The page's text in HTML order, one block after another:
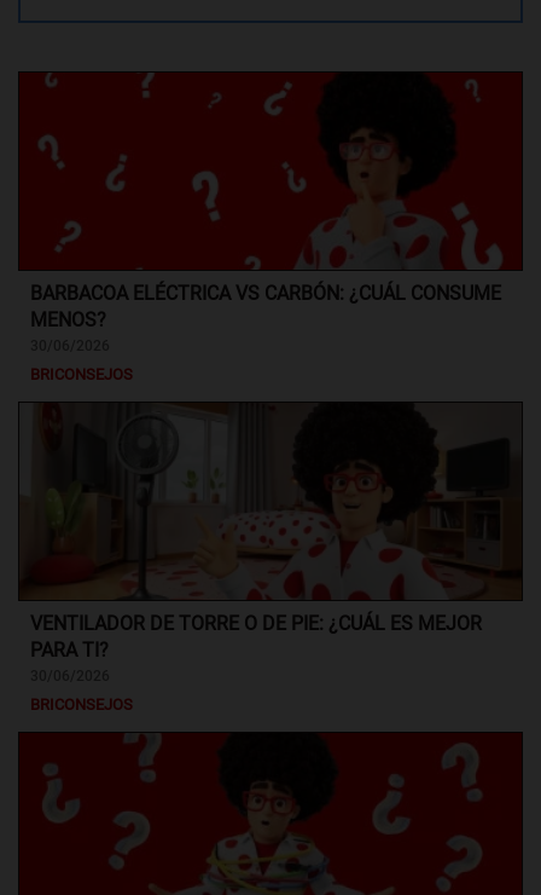
BARBACOA ELÉCTRICA VS CARBÓN: ¿CUÁL CONSUME
MENOS?
BRICONSEJOS
VENTILADOR DE TORRE O DE PIE: ¿CUÁL ES MEJOR
PARA TI?
BRICONSEJOS